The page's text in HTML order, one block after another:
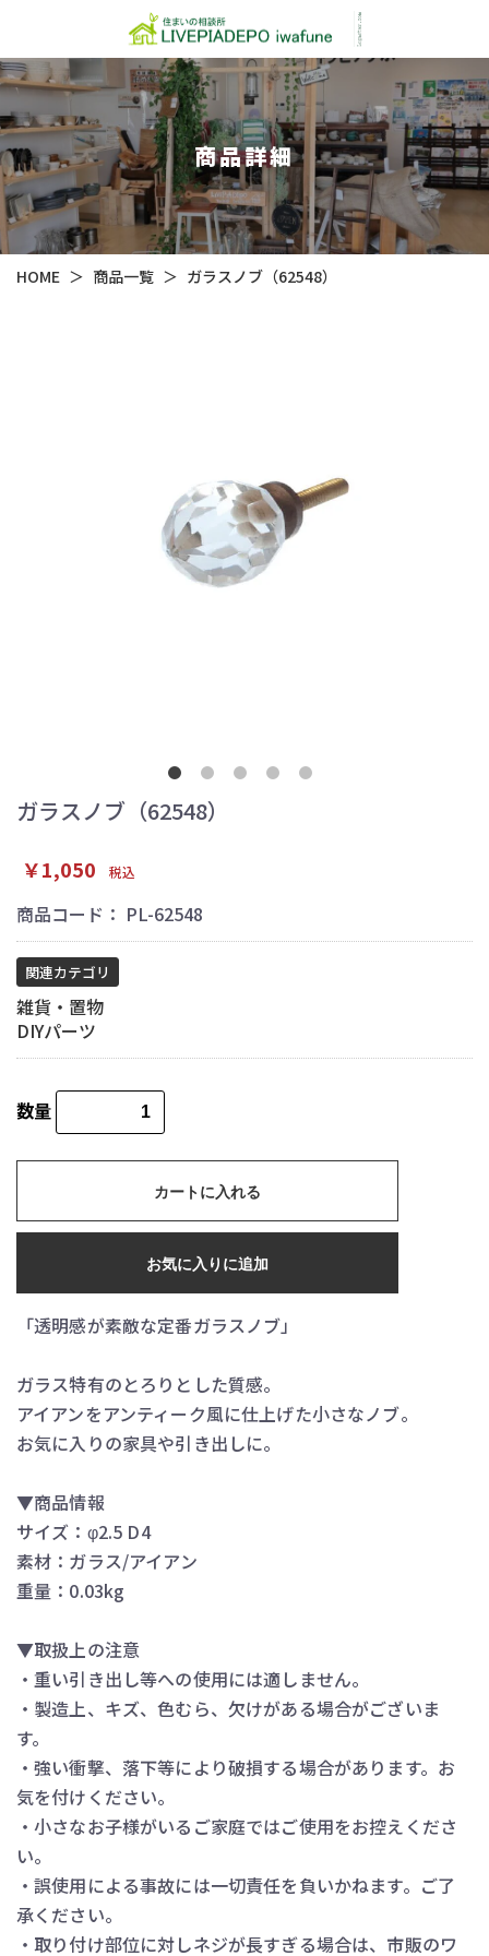
商品詳細
HOME ＞ 商品一覧 ＞ ガラスノブ（62548）
ガラスノブ（62548）
￥1,050 税込
商品コード： PL-62548
関連カテゴリ
雑貨・置物
DIYパーツ
数量
カートに入れる
お気に入りに追加
「透明感が素敵な定番ガラスノブ」
ガラス特有のとろりとした質感。
アイアンをアンティーク風に仕上げた小さなノブ。
お気に入りの家具や引き出しに。
▼商品情報
サイズ：φ2.5 D4
素材：ガラス/アイアン
重量：0.03kg
▼取扱上の注意
・重い引き出し等への使用には適しません。
・製造上、キズ、色むら、欠けがある場合がございま
す。
・強い衝撃、落下等により破損する場合があります。お
気を付けください。
・小さなお子様がいるご家庭ではご使用をお控えくださ
い。
・誤使用による事故には一切責任を負いかねます。ご了
承ください。
・取り付け部位に対しネジが長すぎる場合は、市販のワ